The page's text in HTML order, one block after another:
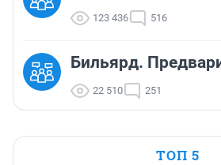
123 436 516
Бильярд.
22 510 251
ТОП 5